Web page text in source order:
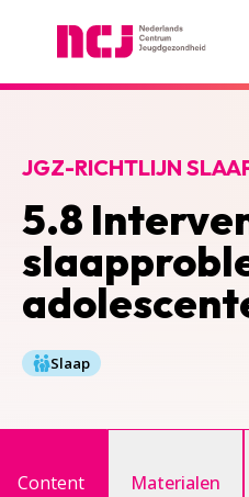
5.8
JGZ-RICHTLIJN
Slaap
Content Materialen